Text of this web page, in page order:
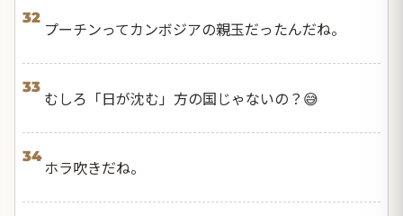
32
プーチンってカンボジアの親玉だったんだね。
33
むしろ「日が沈む」方の国じゃないの？😅
34
ホラ吹きだね。